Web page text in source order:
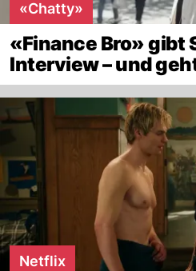
«Chatty»
«Finance Bro» gibt
Interview – und
Netflix